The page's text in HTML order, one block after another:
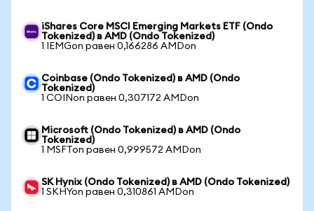
iShares Core MSCI Emerging Markets ETF (Ondo
Tokenized) в AMD (Ondo Tokenized)
1 IEMGon равен 0,166286 AMDon
Coinbase (Ondo Tokenized) в AMD (Ondo
Tokenized)
1 COINon равен 0,307172 AMDon
Microsoft (Ondo Tokenized) в AMD (Ondo
Tokenized)
1 MSFTon равен 0,999572 AMDon
SK Hynix (Ondo Tokenized) в AMD (Ondo Tokenized)
1 SKHYon равен 0,310861 AMDon